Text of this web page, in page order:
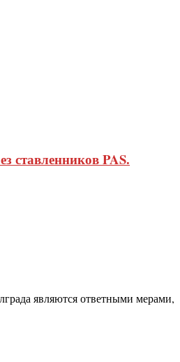
ставленников PAS.
являются ответными мерами,